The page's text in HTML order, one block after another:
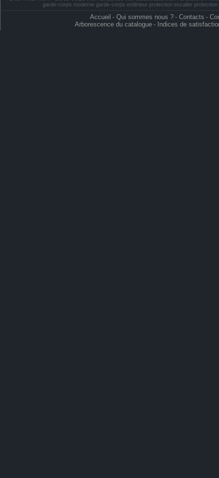
garde-corps moderne garde-corps extérieur protection escalier
Accueil - Qui sommes nous ? - Contacts -
Arborescence du catalogue - Indices de